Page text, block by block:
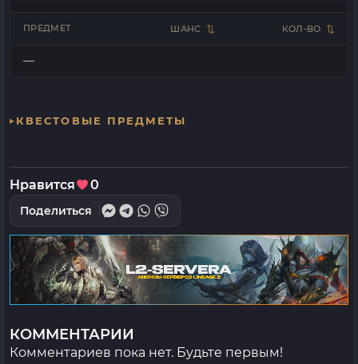
ПРЕДМЕТ ШАНС КОЛ-ВО
—
КВЕСТОВЫЕ ПРЕДМЕТЫ
Нравится 0
Поделиться
КОММЕНТАРИИ
Комментариев пока нет. Будьте первым!